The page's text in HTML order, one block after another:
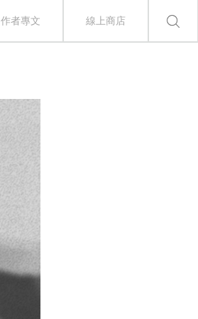
作者專文 線上商店